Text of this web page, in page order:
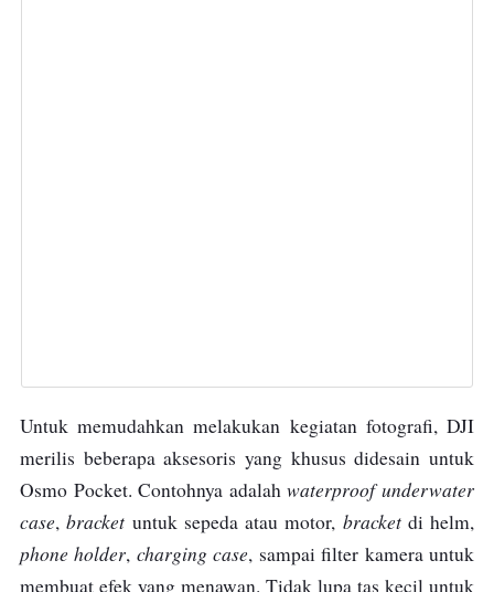
Untuk memudahkan melakukan kegiatan fotografi, DJI
merilis beberapa aksesoris yang khusus didesain untuk
Osmo Pocket. Contohnya adalahwaterproof underwater
case,bracket untuk sepeda atau motor, bracketdi helm,
phone holder, charging case, sampai filter kamera untuk
membuat efek yang menawan. Tidak lupa tas kecil untuk